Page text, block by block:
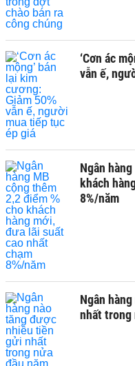
‘Cơn ác
vẫn ế,
Ngân
khách
8%/năm
Ngân
nhất trong